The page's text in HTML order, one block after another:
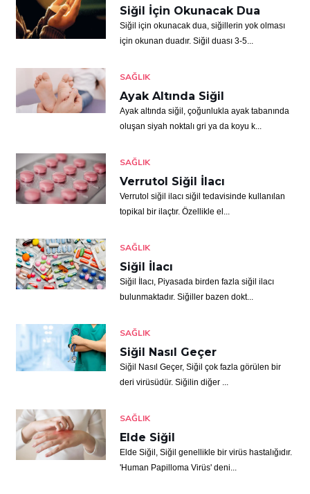
Siğil İçin Okunacak Dua
Siğil için okunacak dua, siğillerin yok olması
için okunan duadır. Siğil duası 3-5...
SAĞLIK
Ayak Altında Siğil
Ayak altında siğil, çoğunlukla ayak tabanında
oluşan siyah noktalı gri ya da koyu k...
SAĞLIK
Verrutol Siğil İlacı
Verrutol siğil ilacı siğil tedavisinde kullanılan
topikal bir ilaçtır. Özellikle el...
SAĞLIK
Siğil İlacı
Siğil İlacı, Piyasada birden fazla siğil ilacı
bulunmaktadır. Siğiller bazen dokt...
SAĞLIK
Siğil Nasıl Geçer
Siğil Nasıl Geçer, Siğil çok fazla görülen bir
deri virüsüdür. Siğilin diğer ...
SAĞLIK
Elde Siğil
Elde Siğil, Siğil genellikle bir virüs hastalığıdır.
'Human Papilloma Virüs' deni...